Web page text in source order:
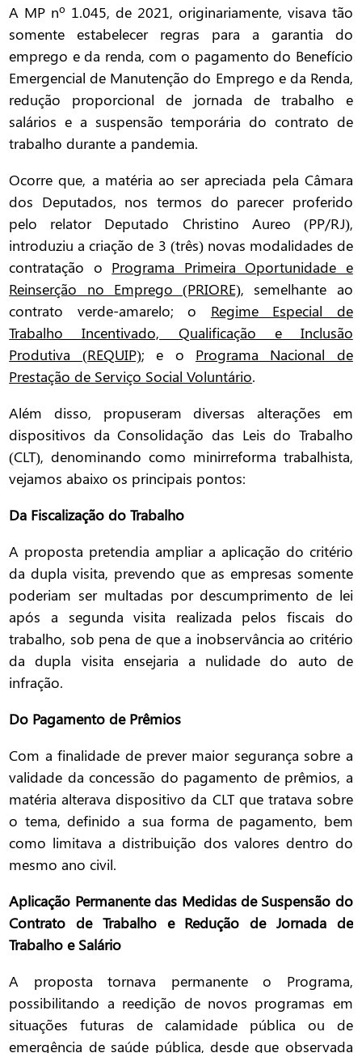
A MP nº 1.045, de 2021, originariamente, visava tão
somente estabelecer regras para a garantia do
emprego e da renda, com o pagamento do Benefício
Emergencial de Manutenção do Emprego e da Renda,
redução proporcional de jornada de trabalho e
salários e a suspensão temporária do contrato de
trabalho durante a pandemia.
Ocorre que, a matéria ao ser apreciada pela Câmara
dos Deputados, nos termos do parecer proferido
pelo relator Deputado Christino Aureo (PP/RJ),
introduziu a criação de 3 (três) novas modalidades de
contratação o Programa Primeira Oportunidade e
Reinserção no Emprego (PRIORE), semelhante ao
contrato verde-amarelo; o Regime Especial de
Trabalho Incentivado, Qualificação e Inclusão
Produtiva (REQUIP); e o Programa Nacional de
Prestação de Serviço Social Voluntário.
Além disso, propuseram diversas alterações em
dispositivos da Consolidação das Leis do Trabalho
(CLT), denominando como minirreforma trabalhista,
vejamos abaixo os principais pontos:
Da Fiscalização do Trabalho
A proposta pretendia ampliar a aplicação do critério
da dupla visita, prevendo que as empresas somente
poderiam ser multadas por descumprimento de lei
após a segunda visita realizada pelos fiscais do
trabalho, sob pena de que a inobservância ao critério
da dupla visita ensejaria a nulidade do auto de
infração.
Do Pagamento de Prêmios
Com a finalidade de prever maior segurança sobre a
validade da concessão do pagamento de prêmios, a
matéria alterava dispositivo da CLT que tratava sobre
o tema, definido a sua forma de pagamento, bem
como limitava a distribuição dos valores dentro do
mesmo ano civil.
Aplicação Permanente das Medidas de Suspensão do
Contrato de Trabalho e Redução de Jornada de
Trabalho e Salário
A proposta tornava permanente o Programa,
possibilitando a reedição de novos programas em
situações futuras de calamidade pública ou de
emergência de saúde pública, desde que observada